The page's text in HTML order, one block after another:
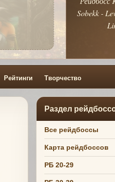
Sobekk -
Рейтинги Творчество
Раздел
Все рейдбоссы
Карта рейдбоссов
РБ 20-29